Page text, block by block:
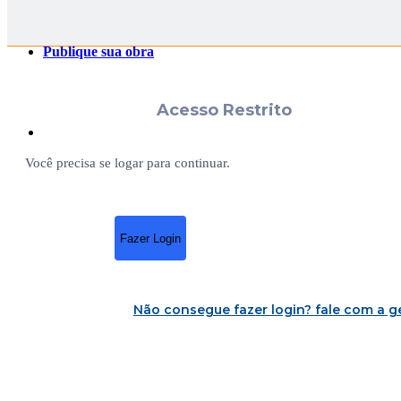
Publique sua obra
Acesso Restrito
Você precisa se logar para continuar.
Fazer Login
Não consegue fazer login? fale com a